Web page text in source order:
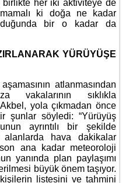
birlikte her iki aktiviteye de
ki doğa ne kadar
bir o kadar da
YÜRÜYÜŞE
atlanmasından
sıklıkla
yola çıkmadan önce
şunlar söyledi: “Yürüyüş
ayrıntılı bir şekilde
alanlarda hava dakikalar
ana kadar meteoroloji
yanında plan paylaşımı
büyük önem taşıyor.
kişilerin listesini ve tahmini